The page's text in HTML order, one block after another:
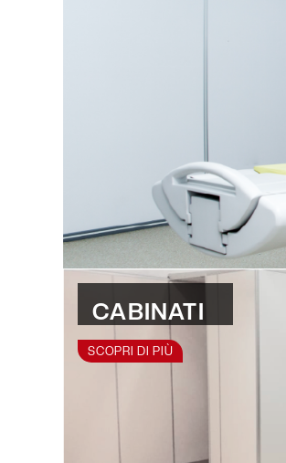
CABINATI
SCOPRI DI PIÙ